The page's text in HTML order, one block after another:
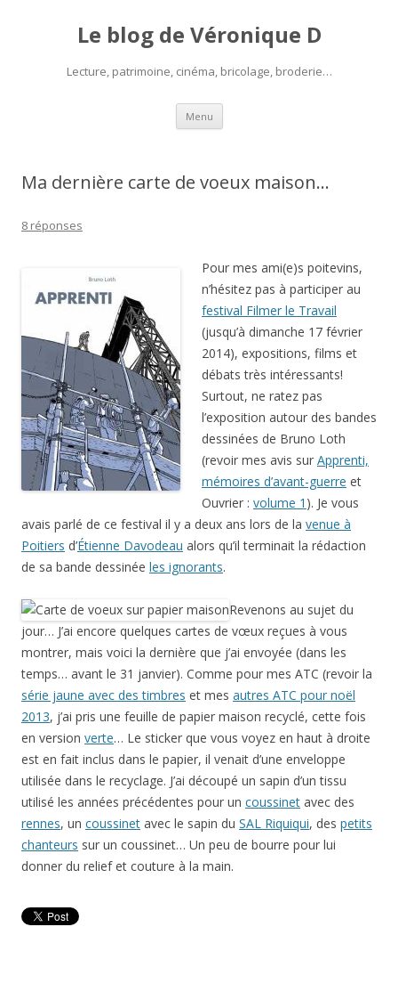
Le blog de Véronique D
Lecture, patrimoine, cinéma, bricolage, broderie…
Menu Aller
contenu
Ma dernière carte de voeux maison…
8 réponses
Pour mes ami(e)s poitevins,
n’hésitez pas à participer au
festival Filmer le Travail
(jusqu’à dimanche 17 février
2014), expositions, films et
débats très intéressants!
Surtout, ne ratez pas
l’exposition autour des bandes
dessinées de Bruno Loth
(revoir mes avis sur Apprenti,
mémoires d’avant-guerre et
Ouvrier : volume 1 ). Je vous
avais parlé de ce festival il y a deux ans lors de la venue à
Poitiers d’Étienne Davodeau alors qu’il terminait la rédaction
de sa bande dessinée les ignorants.
Revenons au sujet du
jour… J’ai encore quelques cartes de vœux reçues à vous
montrer, mais voici la dernière que j’ai envoyée (dans les
temps… avant le 31 janvier). Comme pour mes ATC (revoir la
série jaune avec des timbres et mes autres ATC pour noël
2013, j’ai pris une feuille de papier maison recyclé, cette fois
en version verte… Le sticker que vous voyez en haut à droite
est en fait inclus dans le papier, il venait d’une enveloppe
utilisée dans le recyclage. J’ai découpé un sapin d’un tissu
utilisé les années précédentes pour un coussinet avec des
rennes, un coussinet avec le sapin du SAL Riquiqui, des petits
chanteurs sur un coussinet… Un peu de bourre pour lui
donner du relief et couture à la main.